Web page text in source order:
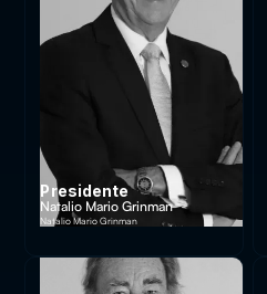
Presidente
Natalio Mario Grinman
Natalio Mario Grinman